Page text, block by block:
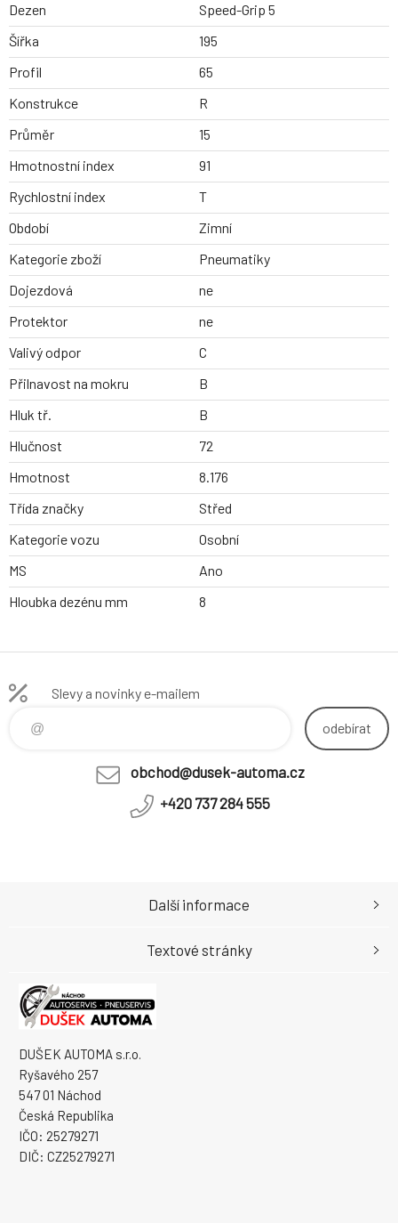
Dezen
Speed-Grip 5
Šířka
195
Profil
65
Konstrukce
R
Průměr
15
Hmotnostní index
91
Rychlostní index
T
Období
Zimní
Kategorie zboží
Pneumatiky
Dojezdová
ne
Protektor
ne
Valivý odpor
C
Přilnavost na mokru
B
Hluk tř.
B
Hlučnost
72
Hmotnost
8.176
Třída značky
Střed
Kategorie vozu
Osobní
MS
Ano
Hloubka dezénu mm
8
Slevy a novinky e-mailem
odebírat
obchod@dusek-automa.cz
+420 737 284 555
DUŠEK AUTOMA s.r.o.
Ryšavého 257
547 01 Náchod
Česká Republika
IČO: 25279271
DIČ: CZ25279271
Další informace
Textové stránky